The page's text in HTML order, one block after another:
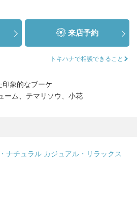
来店予約
トキハナで相談できること
印象的なブーケ
ーム、テマリソウ、小花
ナチュラル カジュアル・リラックス